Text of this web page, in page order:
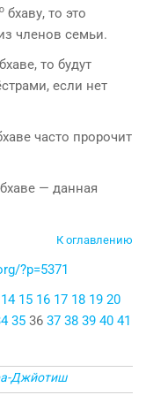
бхаву, то это
членов семьи.
бхаве, то будут
если нет
часто пророчит
бхаве — данная
К оглавлению
?p=5371
14 15 16 17 18 19 20
35 36 37 38 39 40 41
Джйотиш